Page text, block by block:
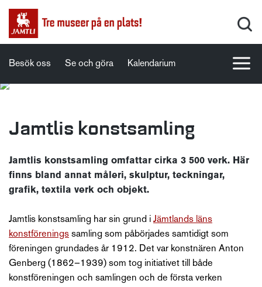
Besök oss Se och göra Kalendarium
Jamtlis konstsamling
Jamtlis konstsamling omfattar cirka 3 500 verk. Här
finns bland annat måleri, skulptur, teckningar,
grafik, textila verk och objekt.
Jamtlis konstsamling har sin grund i Jämtlands läns
konstförenings samling som påbörjades samtidigt som
föreningen grundades år 1912. Det var konstnären Anton
Genberg (1862–1939) som tog initiativet till både
konstföreningen och samlingen och de första verken